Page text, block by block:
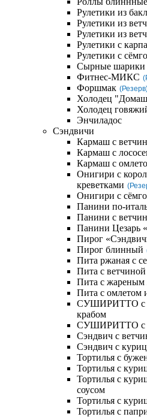
Рулетики из
Рулетики из
Рулетики из
Рулетики с
Рулетики с
Сырные шарики
Фитнес-МИКС
Форшмак
Холодец
Холодец
Энчиладос
Сэндвичи
Кармаш с
Кармаш с
Кармаш с
Онигири с
креветками
Онигири с
Панини по-
Панини с
Панини Цезарь
Пирог
Пирог блинный
Пита ржаная с
Пита с ветчиной
Пита с жареным
Пита с омлетом
СУШИРИТТО с
крабом
СУШИРИТТО с
Сэндвич с
Сэндвич с
Тортилья с
Тортилья с
Тортилья с
соусом
Тортилья с
Тортилья с